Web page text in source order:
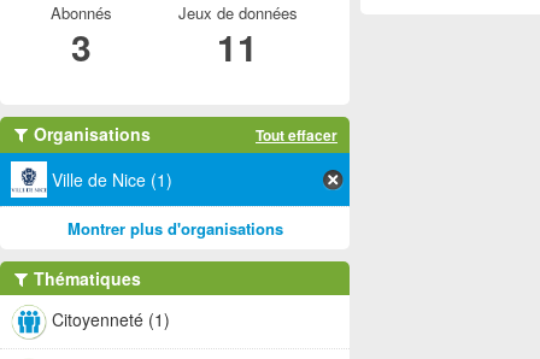
Abonnés
3
Jeux de données
11
Organisations Tout effacer
Ville de Nice (1)
Montrer plus d'organisations
Thématiques
Citoyenneté (1)